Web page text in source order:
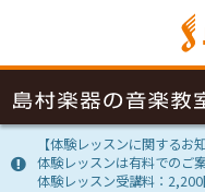
【体験レッスンに関するお
体験レッスンは有料でのご
体験レッスン受講料：2,200